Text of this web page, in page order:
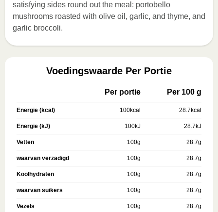
satisfying sides round out the meal: portobello
mushrooms roasted with olive oil, garlic, and thyme, and
garlic broccoli.
Voedingswaarde Per Portie
Per portie Per 100 g
Energie (kcal) 100kcal 28.7kcal
Energie (kJ) 100kJ 28.7kJ
Vetten 100g 28.7g
waarvan verzadigd 100g 28.7g
Koolhydraten 100g 28.7g
waarvan suikers 100g 28.7g
Vezels 100g 28.7g